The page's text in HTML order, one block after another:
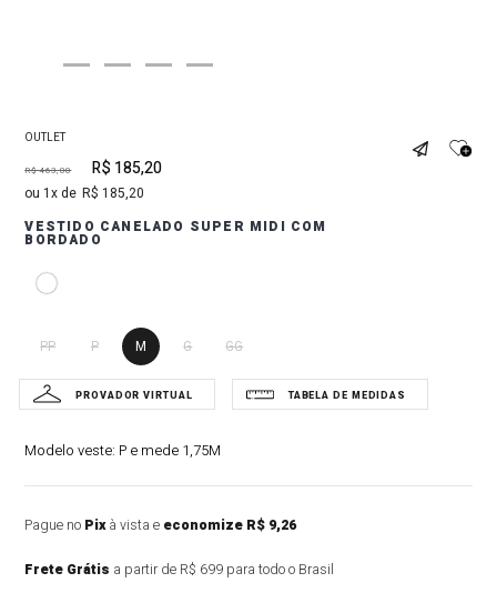
OUTLET
R$ 463,00 R$ 185,20
1 R$ 185,20
VESTIDO CANELADO SUPER MIDI COM
BORDADO
PP P M G GG
Modelo veste: P e mede 1,75M
Pague no Pixà vista e economize R$ 9,26
Frete Grátis a partir de R$ 699 para todo o Brasil